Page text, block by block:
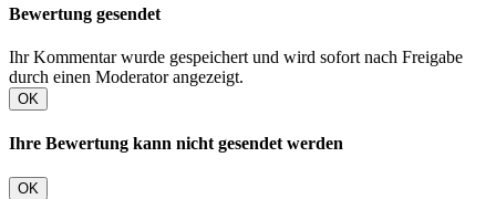
Bewertung gesendet
Ihr Kommentar wurde gespeichert und wird sofort nach Freigabe
durch einen Moderator angezeigt.
OK
Ihre Bewertung kann nicht gesendet werden
OK